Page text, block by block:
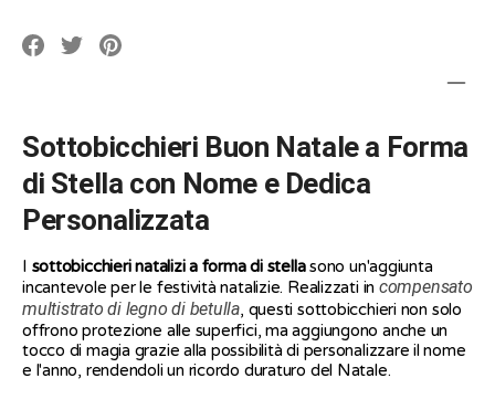
TranslationTranslationTranslation
Sottobicchieri Buon Natale a Forma
di Stella con Nome e Dedica
Personalizzata
I sottobicchieri natalizi a forma di stellasono un'aggiunta
incantevole per le festività natalizie. Realizzati in compensato
multistrato di legno di betulla, questi sottobicchieri non solo
offrono protezione alle superfici, ma aggiungono anche un
tocco di magia grazie alla possibilità di personalizzare il nome
e l'anno, rendendoli un ricordo duraturo del Natale.